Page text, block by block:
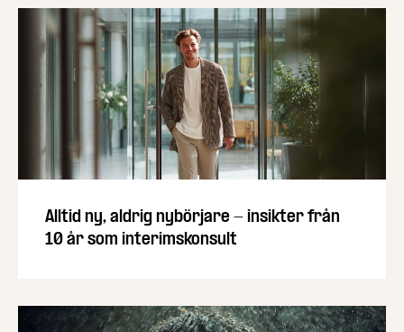
Alltid ny, aldrig nybörjare - insikter från
10 år som interimskonsult